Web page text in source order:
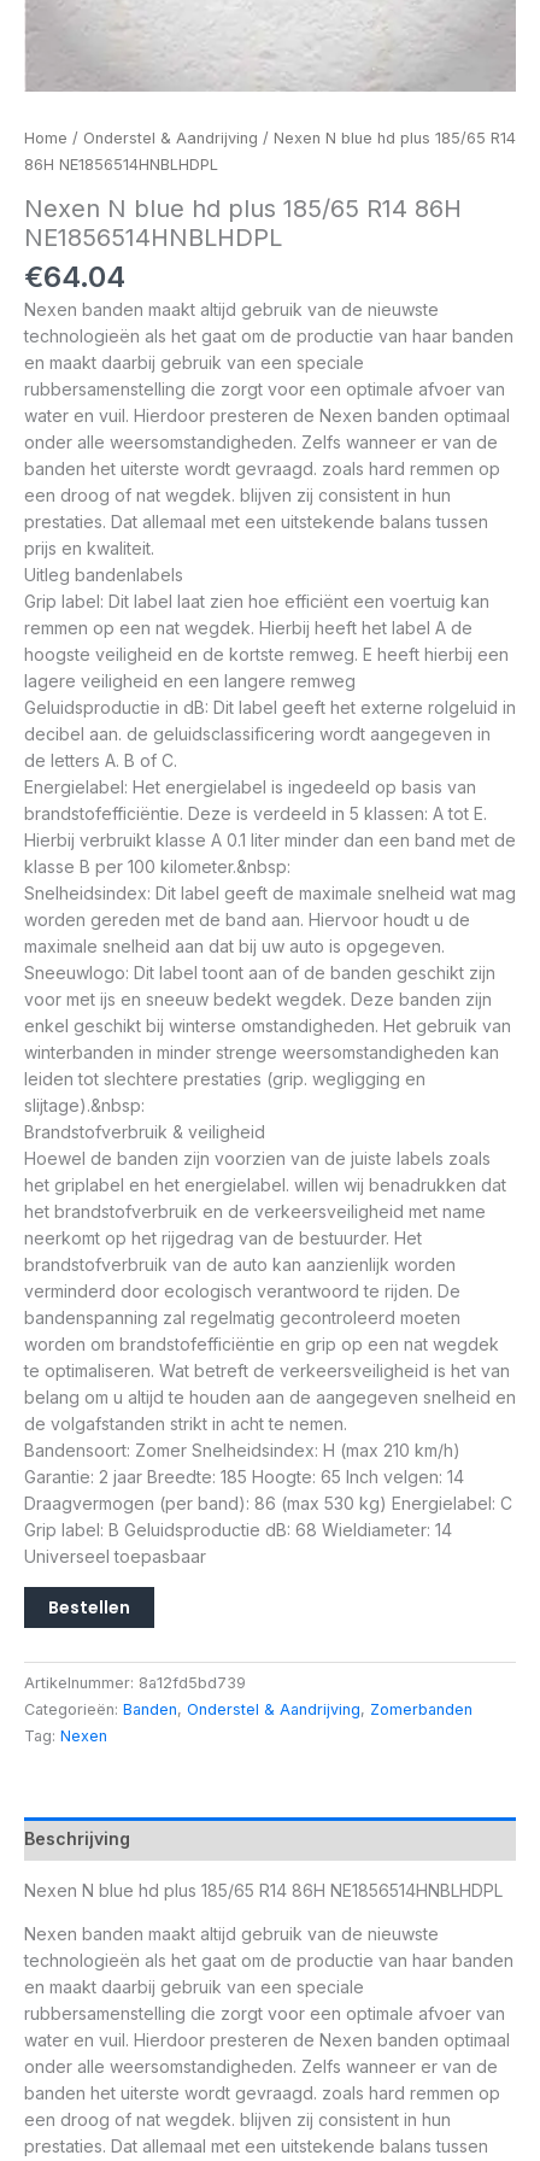
Home / Onderstel & Aandrijving / Nexen N blue hd plus 185/65 R14
86H NE1856514HNBLHDPL
Nexen N blue hd plus 185/65 R14 86H
NE1856514HNBLHDPL
€64.04
Nexen banden maakt altijd gebruik van de nieuwste
technologieën als het gaat om de productie van haar banden
en maakt daarbij gebruik van een speciale
rubbersamenstelling die zorgt voor een optimale afvoer van
water en vuil. Hierdoor presteren de Nexen banden optimaal
onder alle weersomstandigheden. Zelfs wanneer er van de
banden het uiterste wordt gevraagd. zoals hard remmen op
een droog of nat wegdek. blijven zij consistent in hun
prestaties. Dat allemaal met een uitstekende balans tussen
prijs en kwaliteit.
Uitleg bandenlabels
Grip label: Dit label laat zien hoe efficiënt een voertuig kan
remmen op een nat wegdek. Hierbij heeft het label A de
hoogste veiligheid en de kortste remweg. E heeft hierbij een
lagere veiligheid en een langere remweg
Geluidsproductie in dB: Dit label geeft het externe rolgeluid in
decibel aan. de geluidsclassificering wordt aangegeven in
de letters A. B of C.
Energielabel: Het energielabel is ingedeeld op basis van
brandstofefficiëntie. Deze is verdeeld in 5 klassen: A tot E.
Hierbij verbruikt klasse A 0.1 liter minder dan een band met de
klasse B per 100 kilometer.&nbsp:
Snelheidsindex: Dit label geeft de maximale snelheid wat mag
worden gereden met de band aan. Hiervoor houdt u de
maximale snelheid aan dat bij uw auto is opgegeven.
Sneeuwlogo: Dit label toont aan of de banden geschikt zijn
voor met ijs en sneeuw bedekt wegdek. Deze banden zijn
enkel geschikt bij winterse omstandigheden. Het gebruik van
winterbanden in minder strenge weersomstandigheden kan
leiden tot slechtere prestaties (grip. wegligging en
slijtage).&nbsp:
Brandstofverbruik & veiligheid
Hoewel de banden zijn voorzien van de juiste labels zoals
het griplabel en het energielabel. willen wij benadrukken dat
het brandstofverbruik en de verkeersveiligheid met name
neerkomt op het rijgedrag van de bestuurder. Het
brandstofverbruik van de auto kan aanzienlijk worden
verminderd door ecologisch verantwoord te rijden. De
bandenspanning zal regelmatig gecontroleerd moeten
worden om brandstofefficiëntie en grip op een nat wegdek
te optimaliseren. Wat betreft de verkeersveiligheid is het van
belang om u altijd te houden aan de aangegeven snelheid en
de volgafstanden strikt in acht te nemen.
Bandensoort: Zomer Snelheidsindex: H (max 210 km/h)
Garantie: 2 jaar Breedte: 185 Hoogte: 65 Inch velgen: 14
Draagvermogen (per band): 86 (max 530 kg) Energielabel: C
Grip label: B Geluidsproductie dB: 68 Wieldiameter: 14
Universeel toepasbaar
Bestellen
Artikelnummer: 8a12fd5bd739
Categorieën: Banden, Onderstel & Aandrijving, Zomerbanden
Tag: Nexen
Beschrijving
Nexen N blue hd plus 185/65 R14 86H NE1856514HNBLHDPL
Nexen banden maakt altijd gebruik van de nieuwste
technologieën als het gaat om de productie van haar banden
en maakt daarbij gebruik van een speciale
rubbersamenstelling die zorgt voor een optimale afvoer van
water en vuil. Hierdoor presteren de Nexen banden optimaal
onder alle weersomstandigheden. Zelfs wanneer er van de
banden het uiterste wordt gevraagd. zoals hard remmen op
een droog of nat wegdek. blijven zij consistent in hun
prestaties. Dat allemaal met een uitstekende balans tussen